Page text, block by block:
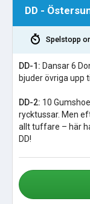
DD -
Spelstopp
DD-1: Dansar 6
bjuder övriga upp
DD-2: 10
rycktussar. Men
allt tuffare – här
DD!